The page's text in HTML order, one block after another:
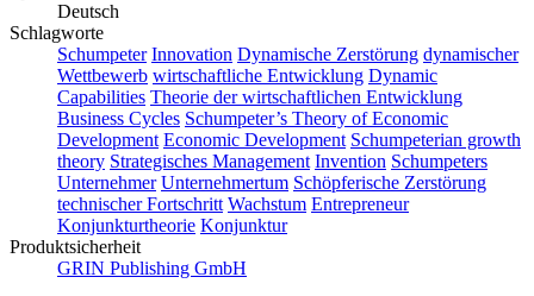
Deutsch
Schlagworte
Schumpeter Innovation Dynamische Zerstörung dynamischer
Wettbewerb wirtschaftliche Entwicklung Dynamic
Capabilities Theorie der wirtschaftlichen Entwicklung
Business Cycles Schumpeter’s Theory of Economic
Development Economic Development Schumpeterian growth
theory Strategisches Management Invention Schumpeters
Unternehmer Unternehmertum Schöpferische Zerstörung
technischer Fortschritt Wachstum Entrepreneur
Konjunkturtheorie Konjunktur
Produktsicherheit
GRIN Publishing GmbH